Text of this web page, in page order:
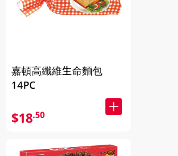
嘉頓高纖維生命麵包
14PC
$18.50